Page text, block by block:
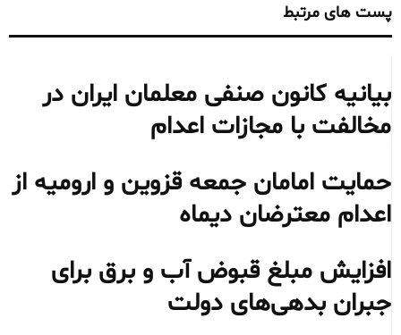
پست های مرتبط
بیانیه کانون صنفی معلمان ایران در
مخالفت با مجازات اعدام
حمایت امامان جمعه قزوین و ارومیه از
اعدام معترضان دیماه
افزایش مبلغ قبوض آب و برق برای
جبران بدهی‌های دولت